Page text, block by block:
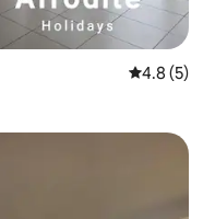
平均评分
4.8 (5)